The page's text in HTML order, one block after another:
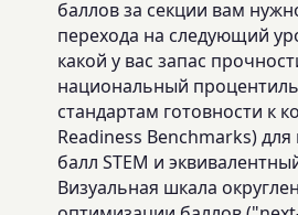
баллов за секции вам
перехода на следующий
какой у вас запас
национальный
стандартам готовности к
Readiness Benchmarks)
балл STEM и
Визуальная шкала